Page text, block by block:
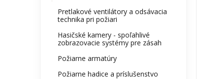
Pretlakové ventilátory a odsávacia
technika pri požiari
Hasičské kamery - spoľahlivé
zobrazovacie systémy pre zásah
Požiarne armatúry
Požiarne hadice a príslušenstvo